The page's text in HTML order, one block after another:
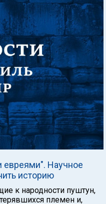
евреями". Научное
историю
к народности пуштун,
племен и,